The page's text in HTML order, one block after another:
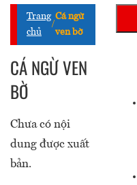
Trang
chủ
/
Cá ngừ
ven bờ
CÁ NGỪ VEN
BỜ
Chưa có nội
dung được xuất
bản.